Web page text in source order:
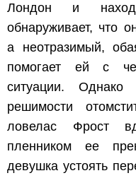
Лондон и
обнаруживает, что
а неотразимый,
помогает ей с
ситуации. Однако
решимости
ловелас Фрост
пленником ее
девушка устоять